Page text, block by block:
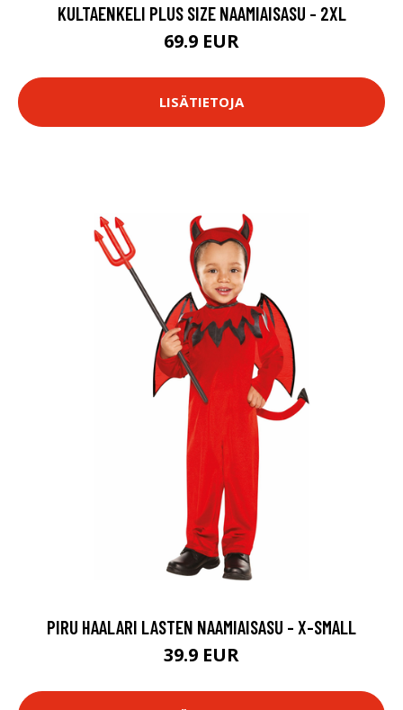
KULTAENKELI PLUS SIZE NAAMIAISASU - 2XL
69.9 EUR
LISÄTIETOJA
PIRU HAALARI LASTEN NAAMIAISASU - X-SMALL
39.9 EUR